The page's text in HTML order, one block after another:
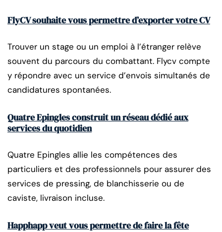
FlyCV souhaite vous permettre d’exporter votre CV
Trouver un stage ou un emploi à l’étranger relève
souvent du parcours du combattant. Flycv compte
y répondre avec un service d’envois simultanés de
candidatures spontanées.
Quatre Epingles construit un réseau dédié aux
services du quotidien
Quatre Epingles allie les compétences des
particuliers et des professionnels pour assurer des
services de pressing, de blanchisserie ou de
caviste, livraison incluse.
Happhapp veut vous permettre de faire la fête